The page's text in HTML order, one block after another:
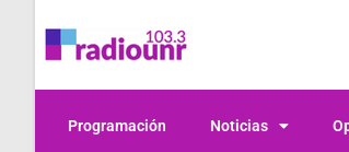
Programación Noticias